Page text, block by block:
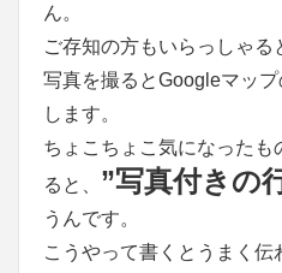
ん。
ご存知の方もいらっしゃ
写真を撮るとGoogleマッ
します。
ちょこちょこ気になったも
ると、 ”写真付きの
うんです。
こうやって書くとうまく